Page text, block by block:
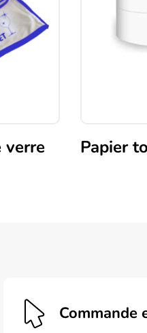
verre
Papier
Commande